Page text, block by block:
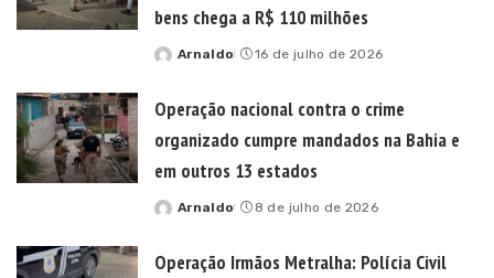
bens chega a R$ 110 milhões
Posted
Arnaldo 16 de julho de 2026
Operação nacional contra o crime
organizado cumpre mandados na Bahia e
em outros 13 estados
Posted
Arnaldo 8 de julho de 2026
Operação Irmãos Metralha: Polícia Civil